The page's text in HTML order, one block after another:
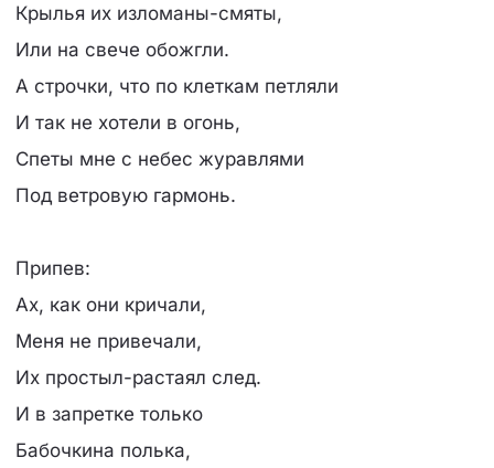
Крылья их изломаны-смяты,
Или на свече обожгли.
А строчки, что по клеткам петляли
И так не хотели в огонь,
Спеты мне с небес журавлями
Под ветровую гармонь.
Припев:
Ах, как они кричали,
Меня не привечали,
Их простыл-растаял след.
И в запретке только
Бабочкина полька,